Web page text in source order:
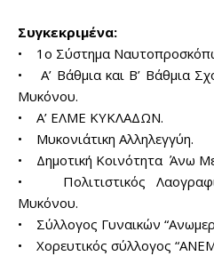
Συγκεκριμένα:
• 1ο Σύστημα
• Α’ Βάθμια και Β’ Βάθμια
Μυκόνου.
• Α’ ΕΛΜΕ ΚΥΚΛΑΔΩΝ.
• Μυκονιάτικη Αλληλεγγύη.
• Δημοτική Κοινότητα Άνω
• Πολιτιστικός
Μυκόνου.
• Σύλλογος Γυναικών
• Χορευτικός σύλλογος